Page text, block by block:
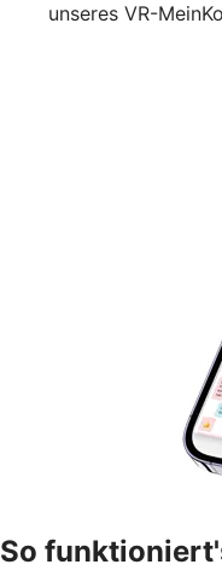
unseres VR-
So